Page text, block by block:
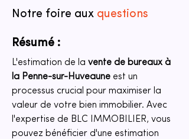
Notre foire aux questions
Résumé :
L'estimation de la vente de bureaux à
la Penne-sur-Huveaune est un
processus crucial pour maximiser la
valeur de votre bien immobilier. Avec
l'expertise de BLC IMMOBILIER, vous
pouvez bénéficier d'une estimation